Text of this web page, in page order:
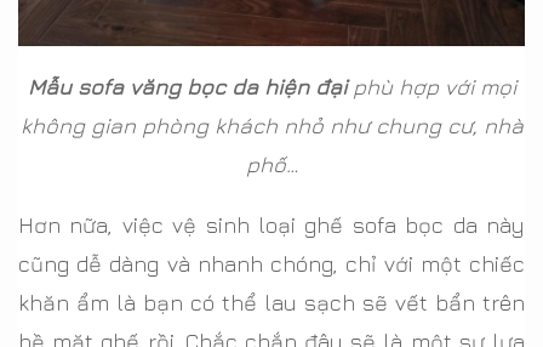
Mẫu sofa văng bọc da hiện đạiphù hợp với mọi
không gian phòng khách nhỏ như chung cư, nhà
phố…
Hơn nữa, việc vệ sinh loại ghế sofa bọc da này
cũng dễ dàng và nhanh chóng, chỉ với một chiếc
khăn ẩm là bạn có thể lau sạch sẽ vết bẩn trên